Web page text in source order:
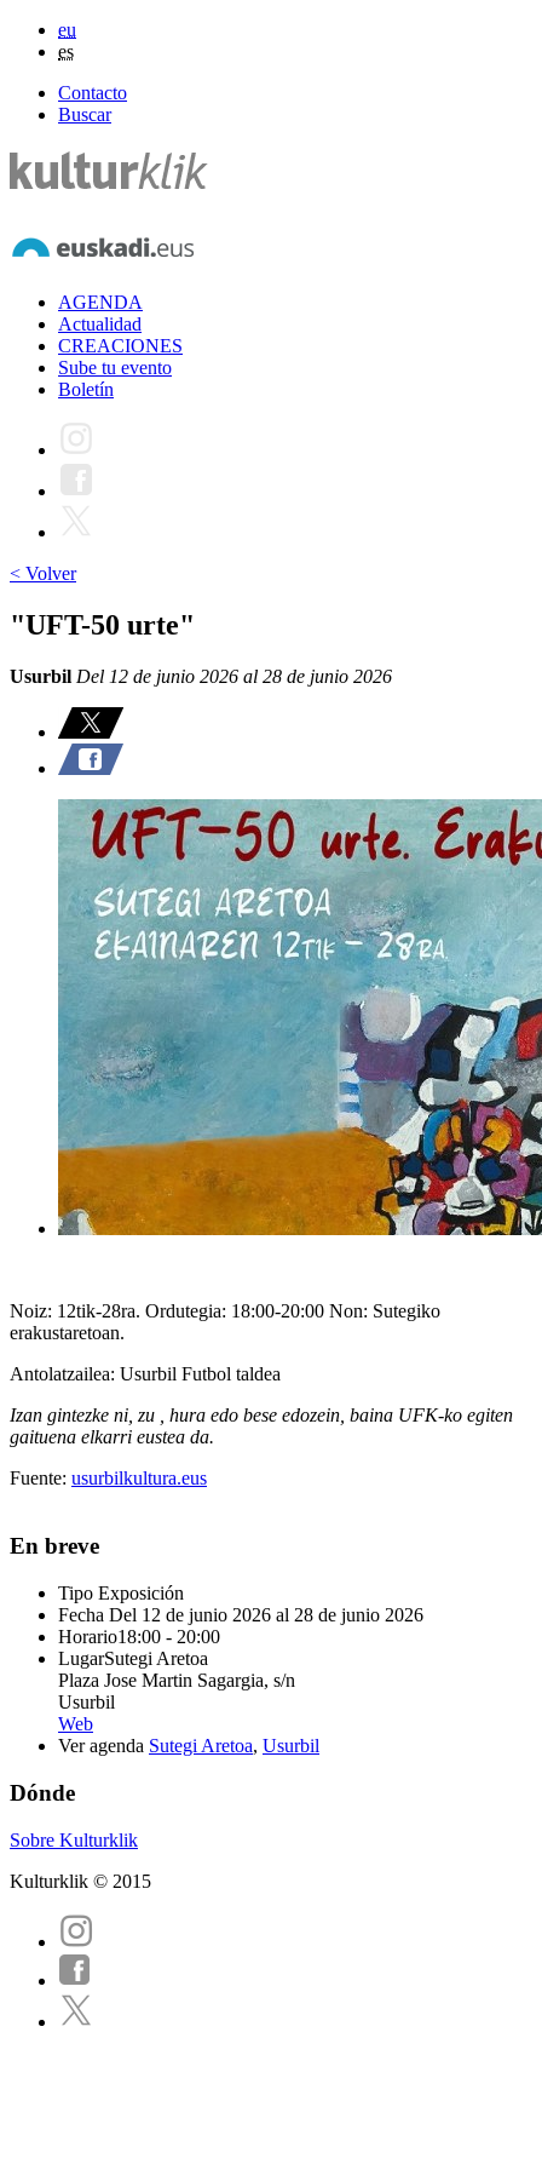
eu
es
Contacto
Buscar
AGENDA
Actualidad
CREACIONES
Sube tu evento
Boletín
< Volver
"UFT-50 urte"
Usurbil Del 12 de junio 2026 al 28 de junio 2026
Noiz: 12tik-28ra. Ordutegia: 18:00-20:00 Non: Sutegiko
erakustaretoan.
Antolatzailea: Usurbil Futbol taldea
Izan gintezke ni, zu , hura edo bese edozein, baina UFK-ko egiten
gaituena elkarri eustea da.
Fuente: usurbilkultura.eus
En breve
Tipo Exposición
Fecha Del 12 de junio 2026 al 28 de junio 2026
Horario18:00 - 20:00
LugarSutegi Aretoa
Plaza Jose Martin Sagargia, s/n
Usurbil
Web
Ver agenda Sutegi Aretoa, Usurbil
Dónde
Sobre Kulturklik
Kulturklik © 2015